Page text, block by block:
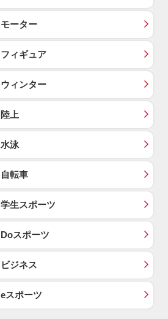
モーター
フィギュア
ウィンター
陸上
水泳
自転車
学生スポーツ
Doスポーツ
ビジネス
eスポーツ